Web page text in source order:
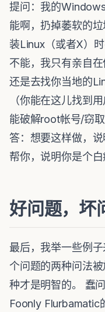
提问：我的
能啊，扔掉萎软的
装Linux（或者X）
不能，我只有亲自在
还是去找你当地的
（你能在这儿找到
能破解root帐号/窃
答：想要这样做，
帮你，说明你是个白
好问题，坏
最后，我举一些例
个问题的两种问法
种才是明智的。 蠢
Foonly Flurbamatic